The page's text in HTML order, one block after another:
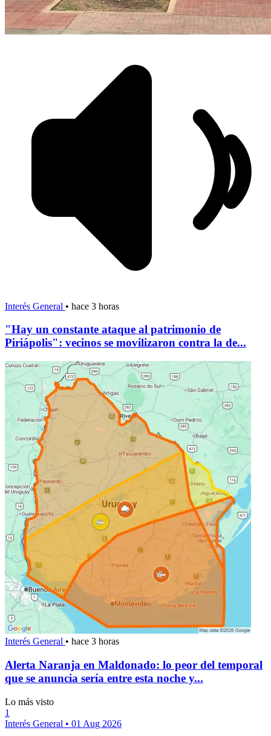
Interés General • hace 3 horas
"Hay un constante ataque al patrimonio de
Piriápolis": vecinos se movilizaron contra la de...
Interés General • hace 3 horas
Alerta Naranja en Maldonado: lo peor del temporal
que se anuncia sería entre esta noche y...
Lo más visto
1
Interés General • 01 Aug 2026